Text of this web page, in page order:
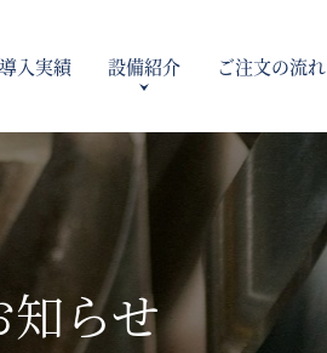
いて 社員インタビュー
導入実績 設備紹介
生産設備 測定設備
ご注文の流れ
知らせ